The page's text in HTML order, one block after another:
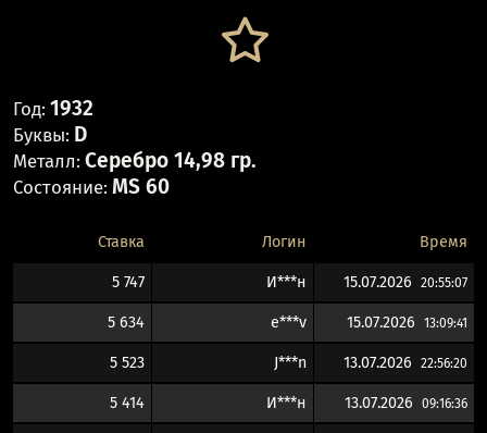
Год: 1932
Буквы: D
Металл: Серебро 14,98 гр.
Состояние: MS 60
Ставка Логин Время
5 747 И***н 15.07.2026 20:55:07
5 634 e***v 15.07.2026 13:09:41
5 523 J***n 13.07.2026 22:56:20
5 414 И***н 13.07.2026 09:16:36